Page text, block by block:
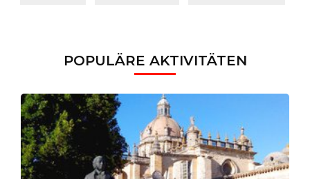
POPULÄRE AKTIVITÄTEN